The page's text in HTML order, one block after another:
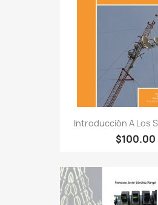
Introducción A Los
$100.00